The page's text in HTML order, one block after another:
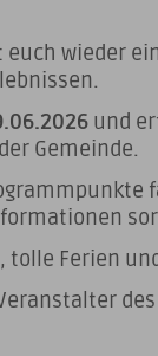
euch wieder
und
Gemeinde.
tolle Ferien